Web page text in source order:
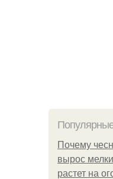
Почему
вырос
растет на